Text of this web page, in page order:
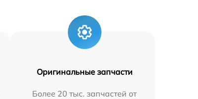
Оригинальные запчасти
Более 20 тыс. запчастей от